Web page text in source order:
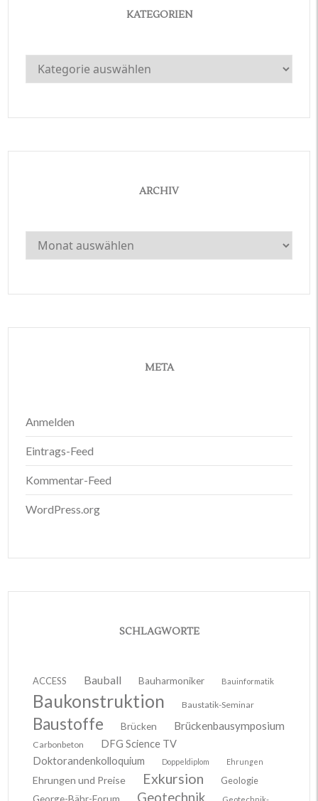
KATEGORIEN
Kategorien
ARCHIV
Archiv
META
Anmelden
Eintrags-Feed
Kommentar-Feed
WordPress.org
SCHLAGWORTE
ACCESS Bauball Bauharmoniker Bauinformatik
Baukonstruktion Baustatik-Seminar
Baustoffe Brücken Brückenbausymposium
Carbonbeton
DFG Science TV
Doktorandenkolloquium
Doppeldiplom Ehrungen
Ehrungen und Preise Exkursion
Geologie
Geotechnik